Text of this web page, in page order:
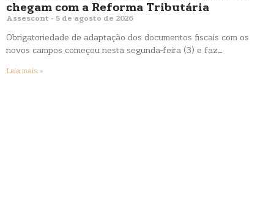
chegam com a Reforma Tributária
Assescont 5 de agosto de 2026
Obrigatoriedade de adaptação dos documentos fiscais com os
novos campos começou nesta segunda-feira (3) e faz…
Leia mais »